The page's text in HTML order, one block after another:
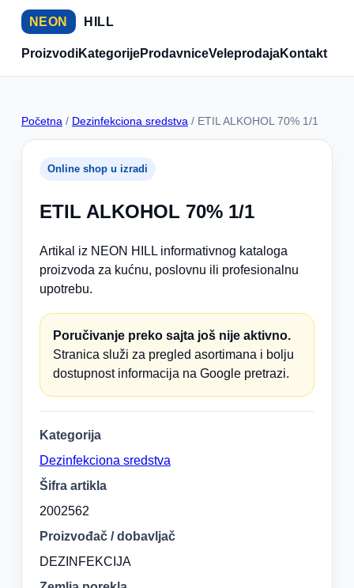
NEON HILL
ProizvodiKategorijeProdavniceVeleprodajaKontakt
Početna / Dezinfekciona sredstva / ETIL ALKOHOL 70% 1/1
Online shop u izradi
ETIL ALKOHOL 70% 1/1
Artikal iz NEON HILL informativnog kataloga
proizvoda za kućnu, poslovnu ili profesionalnu
upotrebu.
Poručivanje preko sajta još nije aktivno.
Stranica služi za pregled asortimana i bolju
dostupnost informacija na Google pretrazi.
Kategorija
Dezinfekciona sredstva
Šifra artikla
2002562
Proizvođač / dobavljač
DEZINFEKCIJA